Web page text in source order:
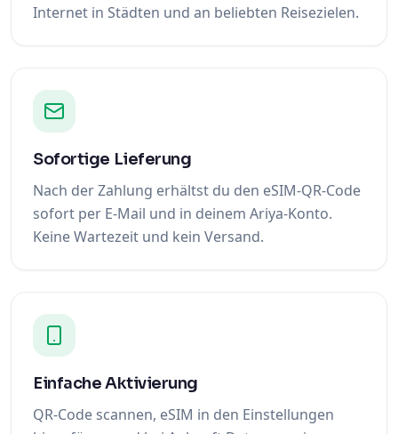
Internet in Städten und an beliebten Reisezielen.
Sofortige Lieferung
Nach der Zahlung erhältst du den eSIM-QR-Code
sofort per E-Mail und in deinem Ariya-Konto.
Keine Wartezeit und kein Versand.
Einfache Aktivierung
QR-Code scannen, eSIM in den Einstellungen